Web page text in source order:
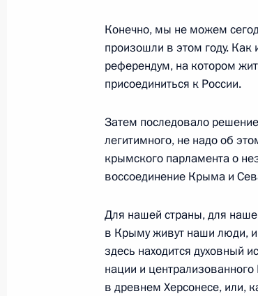
4 декабря 2014 года,
4 декабря 2014 года, 13:20
Послание Президента
12 декабря 2013 года, 13:15
Конечно, мы не можем
произошли в этом году. Как
референдум, на котором
присоединиться к России.
Затем последовало
легитимного, не надо об
крымского парламента о
воссоединение Крыма и
Для нашей страны, для
в Крыму живут наши люди, и
здесь находится духовный
нации и
в древнем Херсонесе, или,